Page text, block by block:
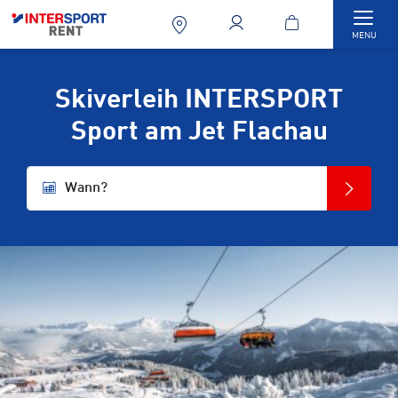
MENU
Skiverleih INTERSPORT
Sport am Jet Flachau
Wann?